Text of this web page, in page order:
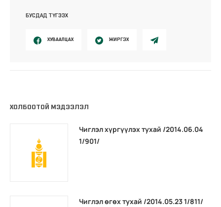
БУСДАД ТҮГЭЭХ
ХУВААЛЦАХ ЖИРГЭХ
ХОЛБООТОЙ МЭДЭЭЛЭЛ
Чиглэл хүргүүлэх тухай /2014.06.04
1/901/
Чиглэл өгөх тухай /2014.05.23 1/811/